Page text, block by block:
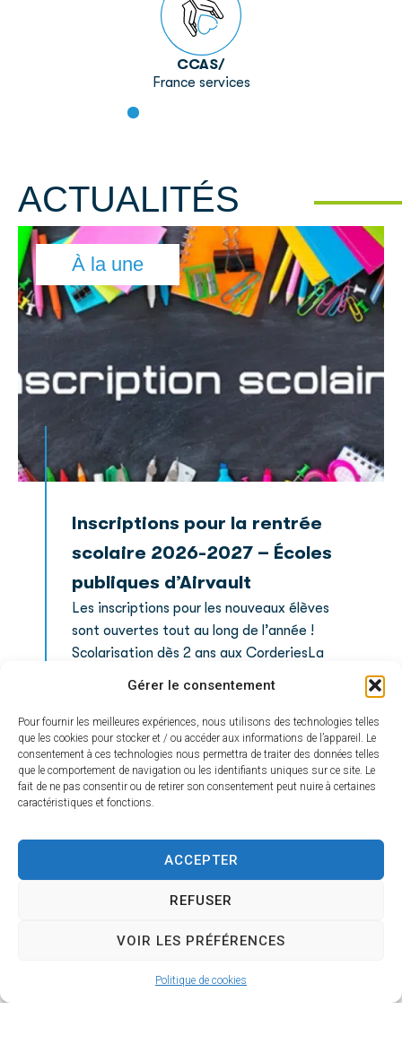
Gérer le consentement
Pour fournir les meilleures expériences, nous utilisons des technologies telles
que les cookies pour stocker et / ou accéder aux informations de l’appareil. Le
consentement à ces technologies nous permettra de traiter des données telles
que le comportement de navigation ou les identifiants uniques sur ce site. Le
fait de ne pas consentir ou de retirer son consentement peut nuire à certaines
caractéristiques et fonctions.
ACCEPTER
REFUSER
VOIR LES PRÉFÉRENCES
Politique de cookies
CCAS/
France services
ACTUALITÉS
Inscriptions pour la rentrée
scolaire 2026-2027 – Écoles
publiques d’Airvault
Les inscriptions pour les nouveaux élèves
sont ouvertes tout au long de l’année !
Scolarisation dès 2 ans aux CorderiesLa
Publié le 16/07/2024
À la une